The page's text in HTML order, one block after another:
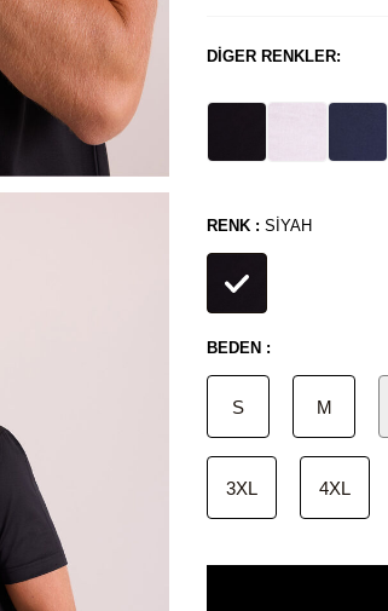
DIGER RENKLER:
RENK : SIYAH
BEDEN :
S M
3XL 4XL